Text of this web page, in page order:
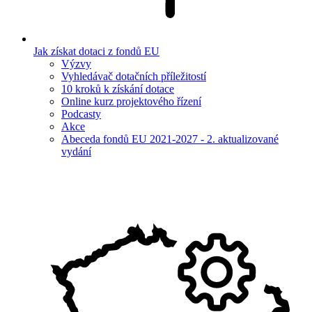
Jak získat dotaci z fondů EU
Výzvy
Vyhledávač dotačních příležitostí
10 kroků k získání dotace
Online kurz projektového řízení
Podcasty
Akce
Abeceda fondů EU 2021-2027 - 2. aktualizované
vydání